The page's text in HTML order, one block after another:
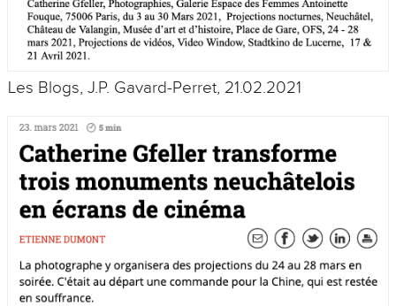
Les Blogs, J.P. Gavard-Perret, 21.02.2021